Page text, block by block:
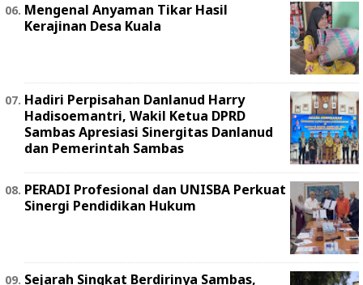
Mengenal Anyaman Tikar Hasil
Kerajinan Desa Kuala
Hadiri Perpisahan Danlanud Harry
Hadisoemantri, Wakil Ketua DPRD
Sambas Apresiasi Sinergitas Danlanud
dan Pemerintah Sambas
PERADI Profesional dan UNISBA Perkuat
Sinergi Pendidikan Hukum
Sejarah Singkat Berdirinya Sambas,